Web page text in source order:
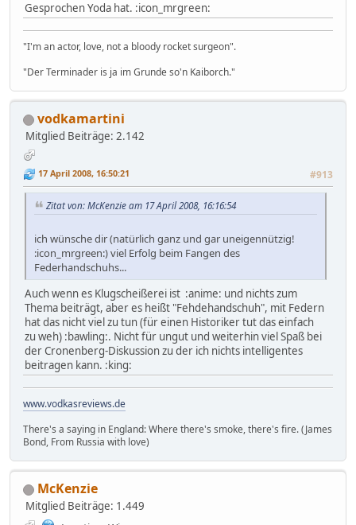
Gesprochen Yoda hat. :icon_mrgreen:
"I'm an actor, love, not a bloody rocket surgeon".
"Der Terminader is ja im Grunde so'n Kaiborch."
vodkamartini
Mitglied Beiträge: 2.142
17 April 2008, 16:50:21 #913
Zitat von: McKenzie am 17 April 2008, 16:16:54
ich wünsche dir (natürlich ganz und gar uneigennützig!
:icon_mrgreen:) viel Erfolg beim Fangen des
Federhandschuhs...
Auch wenn es Klugscheißerei ist :anime: und nichts zum
Thema beiträgt, aber es heißt "Fehdehandschuh", mit Federn
hat das nicht viel zu tun (für einen Historiker tut das einfach
zu weh) :bawling:. Nicht für ungut und weiterhin viel Spaß bei
der Cronenberg-Diskussion zu der ich nichts intelligentes
beitragen kann. :king:
www.vodkasreviews.de
There's a saying in England: Where there's smoke, there's fire. (James
Bond, From Russia with love)
McKenzie
Mitglied Beiträge: 1.449